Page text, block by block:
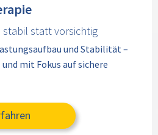
stabil statt vorsichtig
und Stabilität –
mit Fokus auf sichere